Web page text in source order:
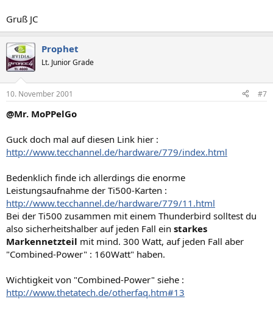
Gruß JC
Prophet
Lt. Junior Grade
10. November 2001 #7
@Mr. MoPPelGo
Guck doch mal auf diesen Link hier :
http://www.tecchannel.de/hardware/779/index.html
Bedenklich finde ich allerdings die enorme
Leistungsaufnahme der Ti500-Karten :
http://www.tecchannel.de/hardware/779/11.html
Bei der Ti500 zusammen mit einem Thunderbird solltest du
also sicherheitshalber auf jeden Fall ein starkes
Markennetzteil mit mind. 300 Watt, auf jeden Fall aber
"Combined-Power" : 160Watt" haben.
Wichtigkeit von "Combined-Power" siehe :
http://www.thetatech.de/otherfaq.htm#13